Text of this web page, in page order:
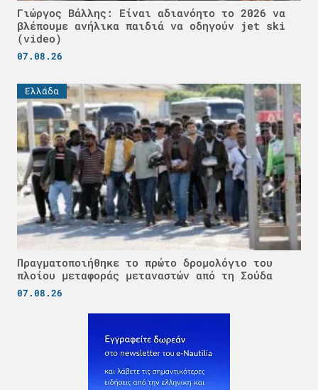
Γιώργος Βάλλης: Είναι αδιανόητο το 2026 να
βλέπουμε ανήλικα παιδιά να οδηγούν jet ski
(video)
07.08.26
Ελλάδα
Πραγματοποιήθηκε το πρώτο δρομολόγιο του
πλοίου μεταφοράς μεταναστών από τη Σούδα
07.08.26